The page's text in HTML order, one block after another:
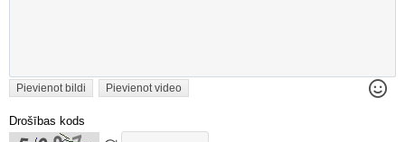
Pievienot bildi Pievienot video
Drošības kods